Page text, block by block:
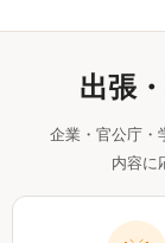
出張
企業・官公庁・
内容に